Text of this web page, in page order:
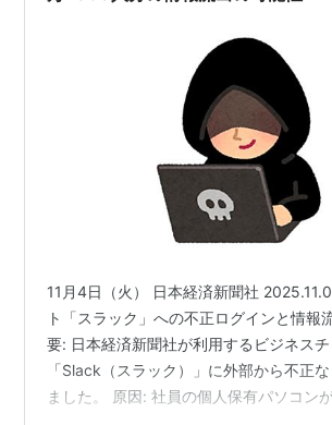
11月4日（火） 日本経済新聞社
ト「スラック」への不正ログインと情報
要: 日本経済新聞社が利用するビジネスチ
「Slack（スラック）」に外部から不正
ました。 原因: 社員の個人保有パソコン